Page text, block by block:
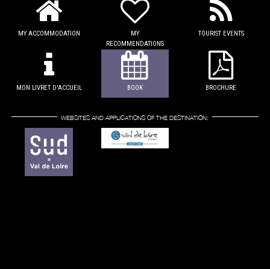
MY ACCOMMODATION
MY
RECOMMENDATIONS
TOURIST EVENTS
MON LIVRET D'ACCUEIL BOOK BROCHURE
WEBSITES AND APPLICATIONS OF THE DESTINATION: